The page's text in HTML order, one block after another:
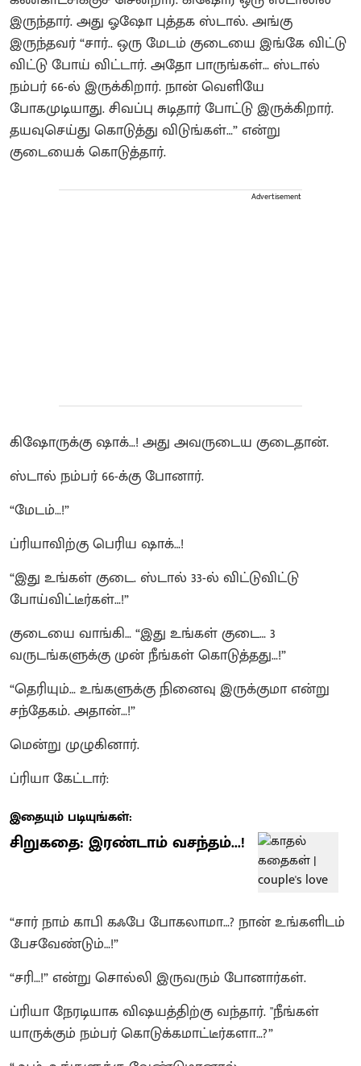
இருந்தார். அது ஓஷோ புத்தக ஸ்டால். அங்கு
இருந்தவர் “சார்.. ஒரு மேடம் குடையை இங்கே விட்டு
விட்டு போய் விட்டார். அதோ பாருங்கள்… ஸ்டால்
நம்பர் 66-ல் இருக்கிறார். நான் வெளியே
போகமுடியாது. சிவப்பு சுடிதார் போட்டு இருக்கிறார்.
தயவுசெய்து கொடுத்து விடுங்கள்…” என்று
குடையைக் கொடுத்தார்.
Advertisement
கிஷோருக்கு ஷாக்…! அது அவருடைய குடைதான்.
ஸ்டால் நம்பர் 66-க்கு போனார்.
“மேடம்…!”
ப்ரியாவிற்கு பெரிய ஷாக்…!
“இது உங்கள் குடை. ஸ்டால் 33-ல் விட்டுவிட்டு
போய்விட்டீர்கள்…!”
குடையை வாங்கி… “இது உங்கள் குடை… 3
வருடங்களுக்கு முன் நீங்கள் கொடுத்தது…!”
“தெரியும்… உங்களுக்கு நினைவு இருக்குமா என்று
சந்தேகம். அதான்…!”
மென்று முழுகினார்.
ப்ரியா கேட்டார்:
இதையும் படியுங்கள்:
சிறுகதை: இரண்டாம் வசந்தம்...!
“சார் நாம் காபி கஃபே போகலாமா…? நான் உங்களிடம்
பேசவேண்டும்…!”
“சரி…!” என்று சொல்லி இருவரும் போனார்கள்.
ப்ரியா நேரடியாக விஷயத்திற்கு வந்தார். "நீங்கள்
யாருக்கும் நம்பர் கொடுக்கமாட்டீர்களா…?”